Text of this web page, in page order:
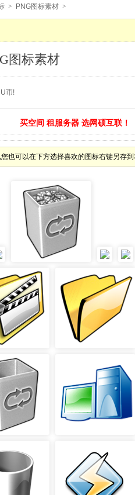
> PNG图标素材 >
图标素材
币!
买空间 租服务器 选网硕互联！
也可以在下方选择喜欢的图标右键另存